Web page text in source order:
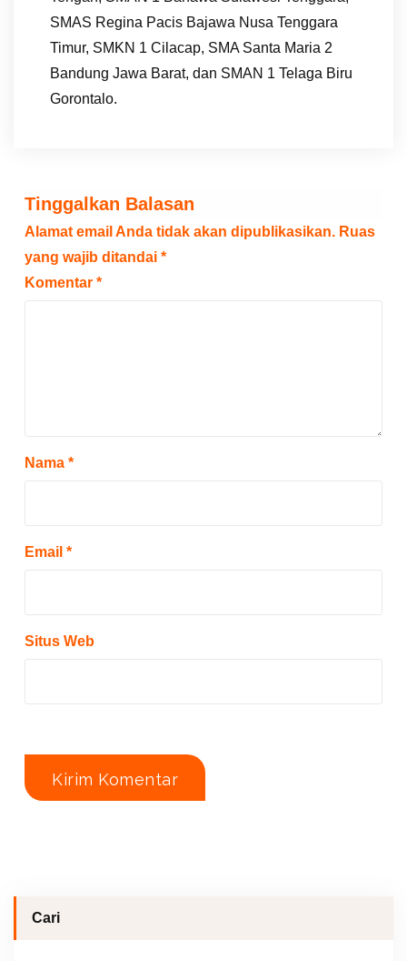
SMAS Regina Pacis Bajawa Nusa Tenggara
Timur, SMKN 1 Cilacap, SMA Santa Maria 2
Bandung Jawa Barat, dan SMAN 1 Telaga Biru
Gorontalo.
Tinggalkan Balasan
Alamat email Anda tidak akan dipublikasikan. Ruas
yang wajib ditandai *
Komentar *
Nama *
Email *
Situs Web
Cari